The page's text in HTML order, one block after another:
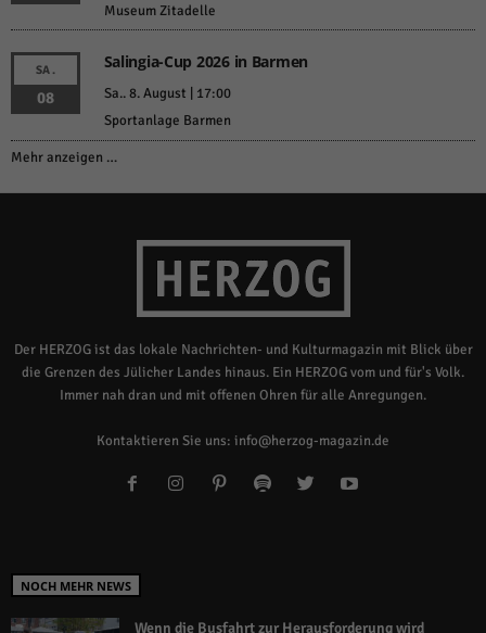
Museum Zitadelle
SA.
08
Salingia-Cup 2026 in Barmen
Sa.. 8. August | 17:00
Sportanlage Barmen
Mehr anzeigen …
Der HERZOG ist das lokale Nachrichten- und Kulturmagazin mit Blick über
die Grenzen des Jülicher Landes hinaus. Ein HERZOG vom und für's Volk.
Immer nah dran und mit offenen Ohren für alle Anregungen.
Kontaktieren Sie uns: info@herzog-magazin.de
NOCH MEHR NEWS
Wenn die Busfahrt zur Herausforderung wird